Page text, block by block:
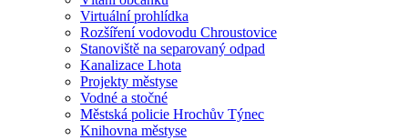
Virtuální prohlídka
Rozšíření vodovodu Chroustovice
Stanoviště na separovaný odpad
Kanalizace Lhota
Projekty městyse
Vodné a stočné
Městská policie Hrochův Týnec
Knihovna městyse